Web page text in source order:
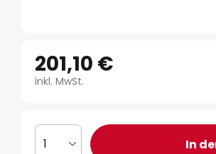
201,10 €
inkl. MwSt.
1 In